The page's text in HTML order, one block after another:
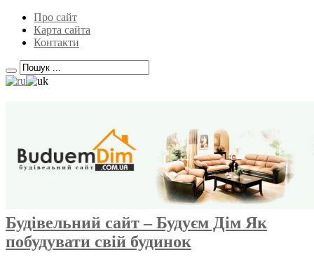
Про сайт
Карта сайта
Контакти
Будівельний сайт – Будуєм Дім Як
побудувати свій будинок